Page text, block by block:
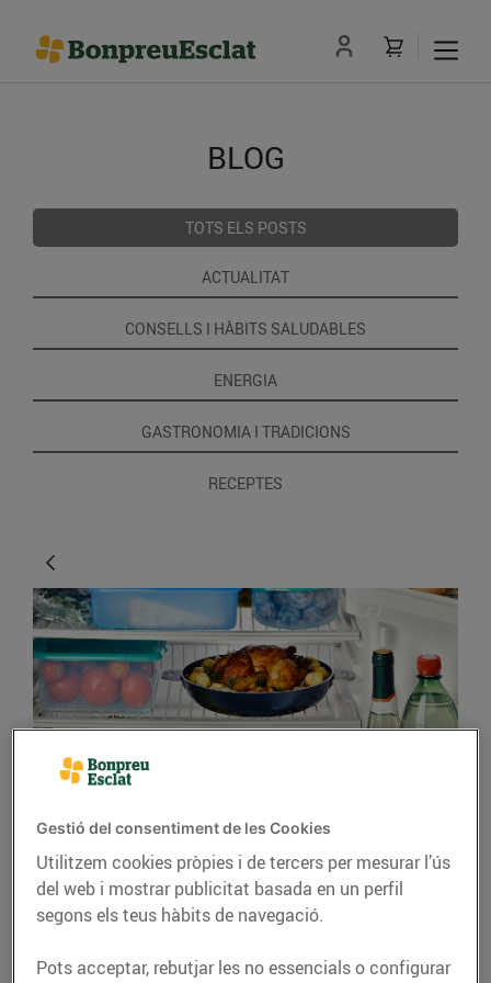
BLOG
TOTS ELS POSTS
ACTUALITAT
CONSELLS I HÀBITS SALUDABLES
ENERGIA
GASTRONOMIA I TRADICIONS
RECEPTES
Consells per organitzar
la nevera
26/d’abril/2019
Gestió del consentiment de les Cookies
Utilitzem cookies pròpies i de tercers per mesurar l’ús
del web i mostrar publicitat basada en un perfil
segons els teus hàbits de navegació.
Pots acceptar, rebutjar les no essencials o configurar